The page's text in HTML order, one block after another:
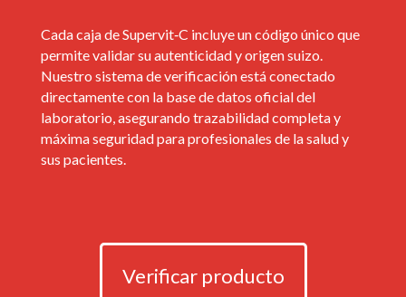
Cada caja de Supervit‑C incluye un código único que
permite validar su autenticidad y origen suizo.
Nuestro sistema de verificación está conectado
directamente con la base de datos oficial del
laboratorio, asegurando trazabilidad completa y
máxima seguridad para profesionales de la salud y
sus pacientes.
Verificar producto